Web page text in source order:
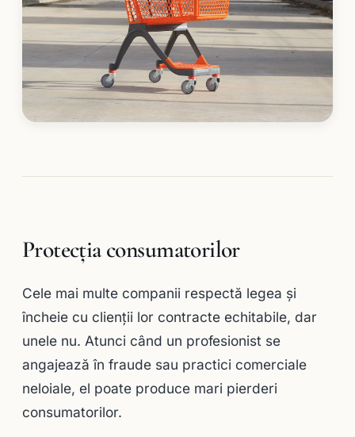
Protecția consumatorilor
Cele mai multe companii respectă legea și
încheie cu clienții lor contracte echitabile, dar
unele nu. Atunci când un profesionist se
angajează în fraude sau practici comerciale
neloiale, el poate produce mari pierderi
consumatorilor.